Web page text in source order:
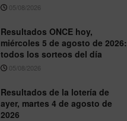
05/08/2026
Resultados ONCE hoy,
miércoles 5 de agosto de 2026:
todos los sorteos del día
05/08/2026
Resultados de la lotería de
ayer, martes 4 de agosto de
2026